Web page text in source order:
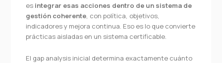
es integrar esas acciones dentro de un sistema de
gestión coherente, con política, objetivos,
indicadores y mejora continua. Eso es lo que convierte
prácticas aisladas en un sistema certificable.
El gap analysis inicial determina exactamente cuánto